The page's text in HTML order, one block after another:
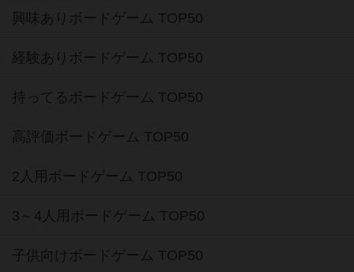
興味ありボードゲーム TOP50
経験ありボードゲーム TOP50
持ってるボードゲーム TOP50
高評価ボードゲーム TOP50
2人用ボードゲーム TOP50
3～4人用ボードゲーム TOP50
子供向けボードゲーム TOP50